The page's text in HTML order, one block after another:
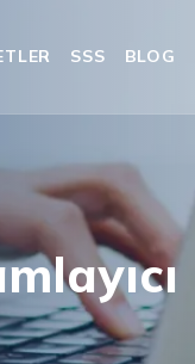
SSS BLOG